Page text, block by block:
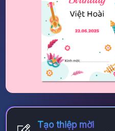
Tạo thiệp mời